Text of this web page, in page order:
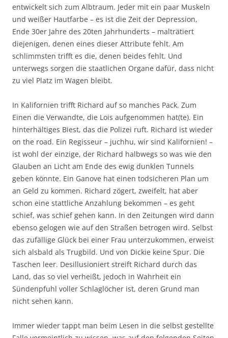
entwickelt sich zum Albtraum. Jeder mit ein paar Muskeln
und weißer Hautfarbe – es ist die Zeit der Depression,
Ende 30er Jahre des 20ten Jahrhunderts – malträtiert
diejenigen, denen eines dieser Attribute fehlt. Am
schlimmsten trifft es die, denen beides fehlt. Und
unterwegs sorgen die staatlichen Organe dafür, dass nicht
zu viel Platz im Wagen bleibt.
In Kalifornien trifft Richard auf so manches Pack. Zum
Einen die Verwandte, die Lois aufgenommen hat(te). Ein
hinterhältiges Biest, das die Polizei ruft. Richard ist wieder
on the road. Ein Regisseur – juchhu, wir sind Kalifornien! –
ist wohl der einzige, der Richard halbwegs so was wie den
Glauben an Licht am Ende des ewig dunklen Tunnels
geben könnte. Ein Ganove hat einen todsicheren Plan um
an Geld zu kommen. Richard zögert, zweifelt, hat aber
schon eine stattliche Anzahlung bekommen – es geht
schief, was schief gehen kann. In den Zeitungen wird dann
ebenso gelogen wie auf den Straßen betrogen wird. Selbst
das zufällige Glück bei einer Frau unterzukommen, erweist
sich alsbald als Trugbild. Und von Dickie keine Spur. Die
Taschen leer. Desillusioniert streift Richard durch das
Land, das so viel verheißt, jedoch in Wahrheit ein
Sündenpfuhl voller Schlaglöcher ist, deren Grund man
nicht sehen kann.
Immer wieder tappt man beim Lesen in die selbst gestellte